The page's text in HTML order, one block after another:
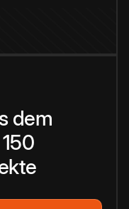
dem